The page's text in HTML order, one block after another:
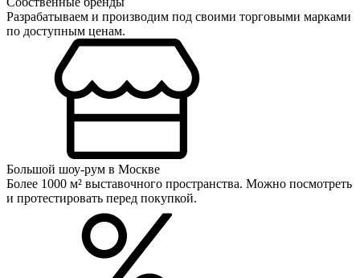
Разрабатываем и производим под своими торговыми марками
по доступным ценам.
Большой шоу-рум в Москве
Более 1000 м² выставочного пространства. Можно посмотреть
и протестировать перед покупкой.